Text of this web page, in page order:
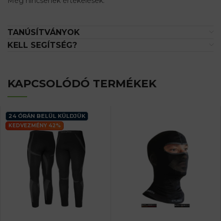
TANÚSÍTVÁNYOK
KELL SEGÍTSÉG?
KAPCSOLÓDÓ TERMÉKEK
24 ÓRÁN BELÜL KÜLDJÜK
KEDVEZMÉNY 42%